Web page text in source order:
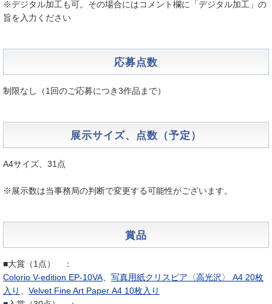
※デジタル加工も可。その場合にはコメント欄に「デジタル加工」の
旨を入力ください
応募点数
制限なし（1回のご応募につき3作品まで）
展示サイズ、点数（予定）
A4サイズ、31点
​※展示数は当事務局の判断で変更する可能性がございます。
賞品
■大賞（1点） ：
Colorio V-edition EP-10VA、 写真用紙クリスピア〈高光沢〉 A4 20枚
入り 、 Velvet Fine Art Paper A4 10枚入り